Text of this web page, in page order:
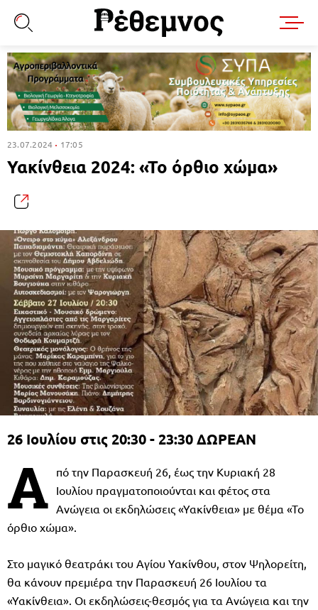
23.07.2024 17:05
Υακίνθεια 2024: «Το όρθιο χώμα»
26 Ιουλίου στις 20:30 - 23:30 ΔΩΡΕΑΝ
Α πό την Παρασκευή 26, έως την Κυριακή 28
Ιουλίου πραγματοποιούνται και φέτος στα
Ανώγεια οι εκδηλώσεις «Υακίνθεια» με θέμα «Το
όρθιο χώμα».
Στο μαγικό θεατράκι του Αγίου Υακίνθου, στον Ψηλορείτη,
θα κάνουν πρεμιέρα την Παρασκευή 26 Ιουλίου τα
«Υακίνθεια». Οι εκδηλώσεις-θεσμός για τα Ανώγεια και την